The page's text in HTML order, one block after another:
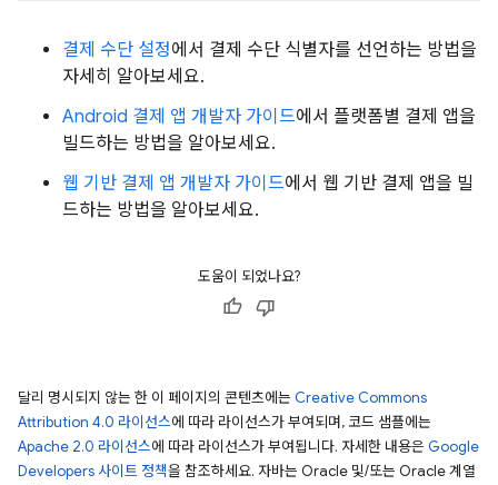
결제 수단 설정에서 결제 수단 식별자를 선언하는 방법을
자세히 알아보세요.
Android 결제 앱 개발자 가이드에서 플랫폼별 결제 앱을
빌드하는 방법을 알아보세요.
웹 기반 결제 앱 개발자 가이드에서 웹 기반 결제 앱을 빌
드하는 방법을 알아보세요.
도움이 되었나요?
달리 명시되지 않는 한 이 페이지의 콘텐츠에는 Creative Commons
Attribution 4.0 라이선스에 따라 라이선스가 부여되며, 코드 샘플에는
Apache 2.0 라이선스에 따라 라이선스가 부여됩니다. 자세한 내용은 Google
Developers 사이트 정책을 참조하세요. 자바는 Oracle 및/또는 Oracle 계열